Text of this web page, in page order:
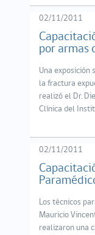
02/11/2011
por armas
Una exposición
la fractura
realizó el Dr.
Clínica del
02/11/2011
Los técnicos
Mauricio
realizaron una